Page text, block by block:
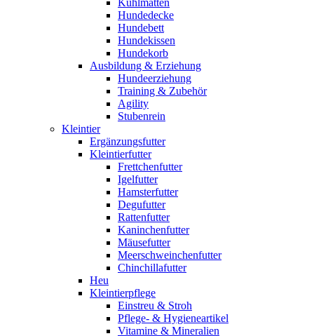
Kühlmatten
Hundedecke
Hundebett
Hundekissen
Hundekorb
Ausbildung & Erziehung
Hundeerziehung
Training & Zubehör
Agility
Stubenrein
Kleintier
Ergänzungsfutter
Kleintierfutter
Frettchenfutter
Igelfutter
Hamsterfutter
Degufutter
Rattenfutter
Kaninchenfutter
Mäusefutter
Meerschweinchenfutter
Chinchillafutter
Heu
Kleintierpflege
Einstreu & Stroh
Pflege- & Hygieneartikel
Vitamine & Mineralien